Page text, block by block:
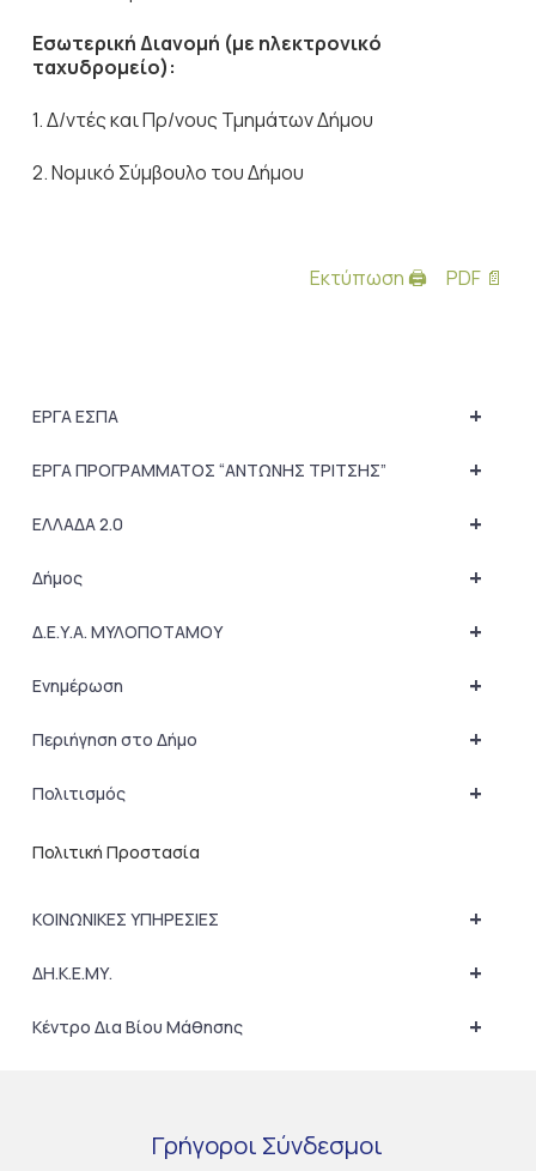
Εσωτερική Διανομή (με ηλεκτρονικό
ταχυδρομείο):
1. Δ/ντές και Πρ/νους Τμημάτων Δήμου
2. Νομικό Σύμβουλο του Δήμου
Εκτύπωση 🖨 PDF 📄
+
ΕΡΓΑ ΕΣΠΑ
+
ΕΡΓΑ ΠΡΟΓΡΑΜΜΑΤΟΣ “ΑΝΤΩΝΗΣ ΤΡΙΤΣΗΣ”
+
ΕΛΛΑΔΑ 2.0
+
Δήμος
+
Δ.Ε.Υ.Α. ΜΥΛΟΠΟΤΑΜΟΥ
+
Ενημέρωση
+
Περιήγηση στο Δήμο
+
Πολιτισμός
Πολιτική Προστασία
+
ΚΟΙΝΩΝΙΚΕΣ ΥΠΗΡΕΣΙΕΣ
+
ΔΗ.Κ.Ε.ΜΥ.
+
Κέντρο Δια Βίου Μάθησης
Γρήγοροι Σύνδεσμοι